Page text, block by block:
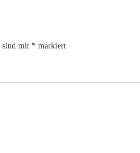
sind mit *markiert